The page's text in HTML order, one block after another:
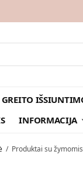
GREITO
INFORMACIJA
/ Produktai su